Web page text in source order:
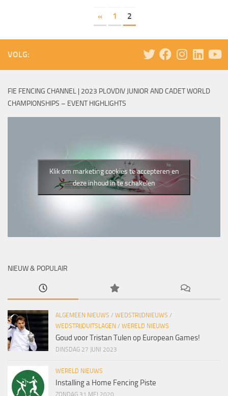
« 1 2
VOLG:
FIE FENCING CHANNEL | 2023 PLOVDIV JUNIOR AND CADET WORLD
CHAMPIONSHIPS – EVENT HIGHLIGHTS
Klik om marketing cookies te accepteren en
deze inhoud in te schakelen
NIEUW & POPULAIR
ALGEMEEN NIEUWS / WEDSTRIJDNIEUWS /
WEDSTRIJDUITSLAGEN / WERELD NIEUWS
Goud voor Tristan Tulen op European Games!
DINSDAG 27 JUNI 2023
WERELD NIEUWS
Installing a Home Fencing Piste
ZONDAG 31 MEI 2020